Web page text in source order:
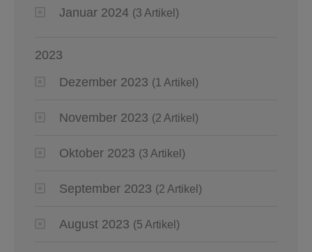
Januar 2024 (3 Artikel)
2023
Dezember 2023 (1 Artikel)
November 2023 (2 Artikel)
Oktober 2023 (3 Artikel)
September 2023 (2 Artikel)
August 2023 (5 Artikel)